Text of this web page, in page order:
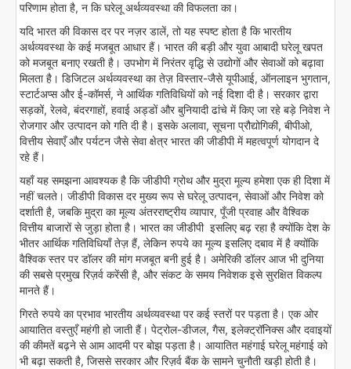
परिणाम होता है, न कि घरेलू अर्थव्यवस्था की विफलता का।
यदि भारत की विकास दर पर नज़र डालें, तो यह स्पष्ट होता है कि भारतीय
अर्थव्यवस्था के कई मजबूत आधार हैं। भारत की बड़ी और युवा आबादी घरेलू खपत
को मजबूत बनाए रखती है। उपभोग में निरंतर वृद्धि से उद्योगों और सेवाओं को बढ़ावा
मिलता है। डिजिटल अर्थव्यवस्था का तेज़ विस्तार-जैसे यूपीआई, ऑनलाइन भुगतान,
स्टार्टअप्स और ई-कॉमर्स, ने आर्थिक गतिविधियों को नई दिशा दी है। सरकार द्वारा
सड़कों, रेलवे, बंदरगाहों, हवाई अड्डों और बुनियादी ढांचे में किए जा रहे बड़े निवेश ने
रोजगार और उत्पादन को गति दी है। इसके अलावा, सूचना प्रौद्योगिकी, बीपीओ,
वित्तीय सेवाएँ और पर्यटन जैसे सेवा क्षेत्र भारत की जीडीपी में महत्वपूर्ण योगदान दे
रहे हैं।
यहाँ यह समझना आवश्यक है कि जीडीपी ग्रोथ और मुद्रा मूल्य हमेशा एक ही दिशा में
नहीं चलते। जीडीपी विकास दर मुख्य रूप से घरेलू उत्पादन, सेवाओं और निवेश को
दर्शाती है, जबकि मुद्रा का मूल्य अंतरराष्ट्रीय व्यापार, पूँजी प्रवाह और वैश्विक
वित्तीय बाजारों से जुड़ा होता है। भारत का जीडीपी इसलिए बढ़ रहा है क्योंकि देश के
भीतर आर्थिक गतिविधियाँ तेज़ हैं, लेकिन रुपये का मूल्य इसलिए दबाव में है क्योंकि
वैश्विक स्तर पर डॉलर की मांग मजबूत बनी हुई है। अमेरिकी डॉलर आज भी दुनिया
की सबसे प्रमुख रिज़र्व करेंसी है, और संकट के समय निवेशक इसे सुरक्षित विकल्प
मानते हैं।
गिरते रुपये का प्रभाव भारतीय अर्थव्यवस्था पर कई स्तरों पर पड़ता है। एक ओर
आयातित वस्तुएँ महंगी हो जाती हैं। पेट्रोल-डीजल, गैस, इलेक्ट्रॉनिक्स और दवाइयों
की कीमतें बढ़ने से आम आदमी पर बोझ पड़ता है। आयातित महंगाई घरेलू महंगाई को
भी बढ़ा सकती है, जिससे सरकार और रिज़र्व बैंक के सामने चुनौती खड़ी होती है।